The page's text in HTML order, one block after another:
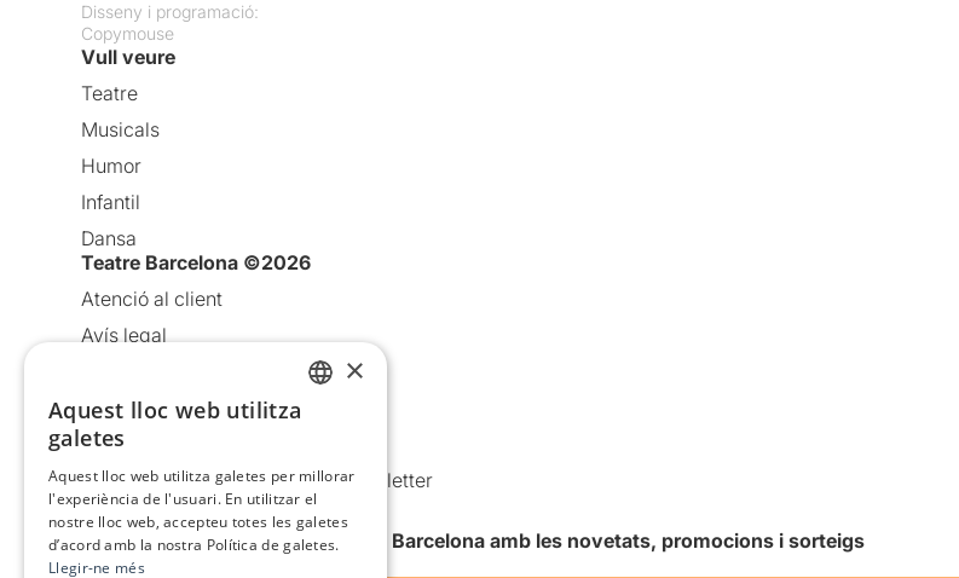
Disseny i programació:
Copymouse
Vull veure
Teatre
Musicals
Humor
Infantil
Dansa
Teatre Barcelona ©2026
Atenció al client
Avís legal
Política de cookies
Condicions d’ús
Comunicacions comercials i Newsletter
Anuncia’t
Vull rebre la newsletter de Teatre Barcelona amb les novetats, promocions i sorteigs
×
Aquest lloc web utilitza
galetes
Aquest lloc web utilitza galetes per millorar
l'experiència de l'usuari. En utilitzar el
nostre lloc web, accepteu totes les galetes
d’acord amb la nostra Política de galetes.
Llegir-ne més